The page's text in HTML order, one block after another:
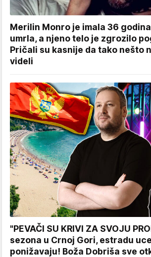
Merilin Monro je imala 36
umrla, a njeno telo je zgrozilo
Pričali su kasnije da tako nešto
videli
"PEVAČI SU KRIVI ZA SVOJU
sezona u Crnoj Gori, estradu
ponižavaju! Boža Dobriša sve